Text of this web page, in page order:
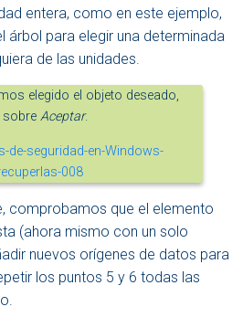
entera, como en este ejemplo,
árbol para elegir una determinada
de las unidades.
elegido el objeto deseado,
sobreAceptar.
comprobamos que el elemento
(ahora mismo con un solo
nuevos orígenes de datos para
los puntos 5 y 6 todas las